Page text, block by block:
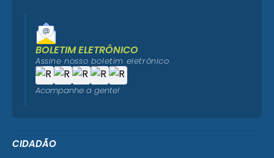
CIDADÃO
BOLETIM ELETRÔNICO
Assine nosso boletim eletrônico
Acompanhe a gente!